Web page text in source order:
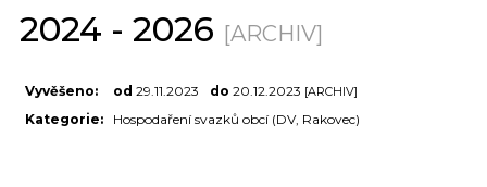
2024 - 2026 [ARCHIV]
Vyvěšeno: od 29.11.2023 do 20.12.2023 [ARCHIV]
Kategorie: Hospodaření svazků obcí (DV, Rakovec)